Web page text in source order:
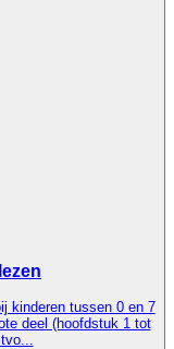
kinderen tussen 0 en 7
deel (hoofdstuk 1 tot